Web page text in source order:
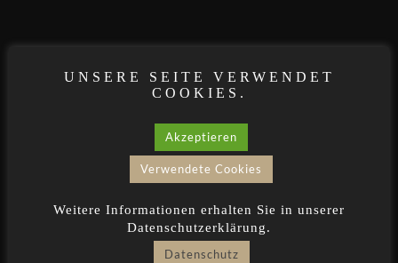
UNSERE SEITE VERWENDET
COOKIES.
Akzeptieren
Verwendete Cookies
Weitere Informationen erhalten Sie in unserer
Datenschutzerklärung.
Datenschutz